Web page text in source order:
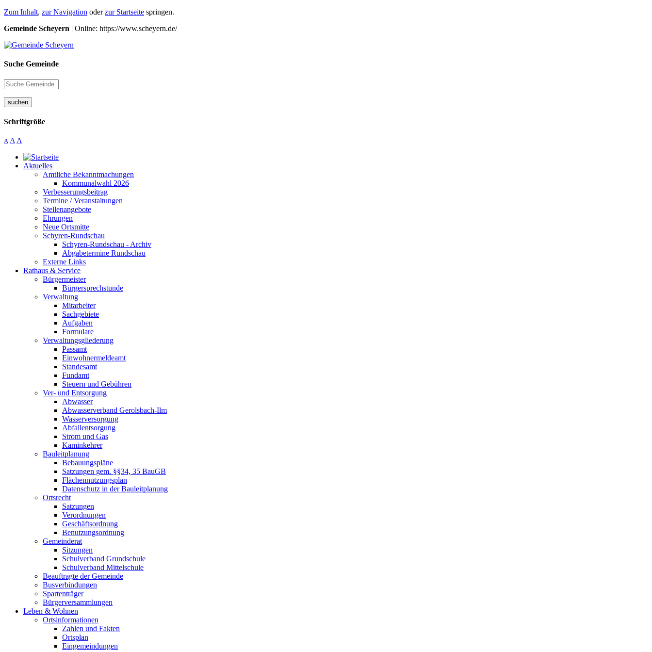
Zum Inhalt, zur Navigation oderzur Startseite springen.
Gemeinde Scheyern | Online: https://www.scheyern.de/
Suche Gemeinde
suchen
Schriftgröße
A A A
Aktuelles
Amtliche Bekanntmachungen
Kommunalwahl 2026
Verbesserungsbeitrag
Termine / Veranstaltungen
Stellenangebote
Ehrungen
Neue Ortsmitte
Schyren-Rundschau
Schyren-Rundschau - Archiv
Abgabetermine Rundschau
Externe Links
Rathaus & Service
Bürgermeister
Bürgersprechstunde
Verwaltung
Mitarbeiter
Sachgebiete
Aufgaben
Formulare
Verwaltungsgliederung
Passamt
Einwohnermeldeamt
Standesamt
Fundamt
Steuern und Gebühren
Ver- und Entsorgung
Abwasser
Abwasserverband Gerolsbach-Ilm
Wasserversorgung
Abfallentsorgung
Strom und Gas
Kaminkehrer
Bauleitplanung
Bebauungspläne
Satzungen gem. §§34, 35 BauGB
Flächennutzungsplan
Datenschutz in der Bauleitplanung
Ortsrecht
Satzungen
Verordnungen
Geschäftsordnung
Benutzungsordnung
Gemeinderat
Sitzungen
Schulverband Grundschule
Schulverband Mittelschule
Beauftragte der Gemeinde
Busverbindungen
Spartenträger
Bürgerversammlungen
Leben & Wohnen
Ortsinformationen
Zahlen und Fakten
Ortsplan
Eingemeindungen